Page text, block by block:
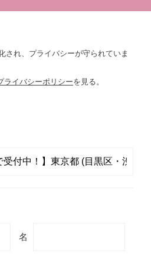
れ、プライバシーが守られていま
ライバシーポリシーを見る。
名